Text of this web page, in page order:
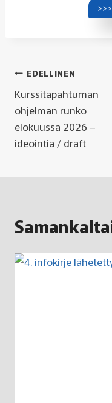
Artikkelien
selaus
EDELLINEN
Kurssitapahtuman
ohjelman runko
elokuussa 2026 –
ideointia / draft